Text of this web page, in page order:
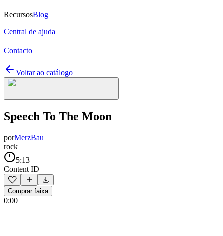
RecursosBlog
Central de ajuda
Contacto
Voltar ao catálogo
Speech To The Moon
porMerzBau
rock
5:13
Content ID
Comprar faixa
0:00